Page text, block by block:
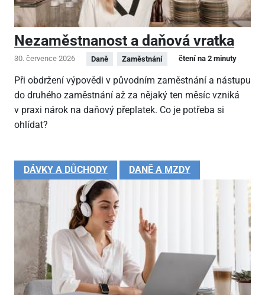
Nezaměstnanost a daňová vratka
30. července 2026 Daně Zaměstnání čtení na 2 minuty
Při obdržení výpovědi v původním zaměstnání a nástupu
do druhého zaměstnání až za nějaký ten měsíc vzniká
v praxi nárok na daňový přeplatek. Co je potřeba si
ohlídat?
DÁVKY A DŮCHODY DANĚ A MZDY